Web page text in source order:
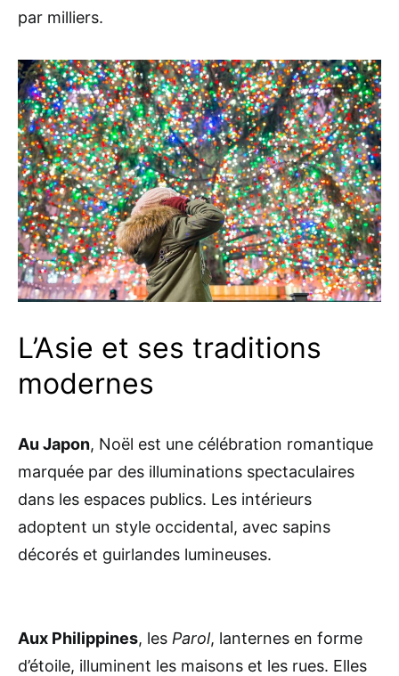
par milliers.
L’Asie et ses traditions
modernes
Au Japon, Noël est une célébration romantique
marquée par des illuminations spectaculaires
dans les espaces publics. Les intérieurs
adoptent un style occidental, avec sapins
décorés et guirlandes lumineuses.
Aux Philippines, les Parol, lanternes en forme
d’étoile, illuminent les maisons et les rues. Elles